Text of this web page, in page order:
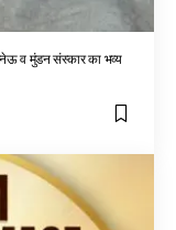
व मुंडन संस्कार का भव्य